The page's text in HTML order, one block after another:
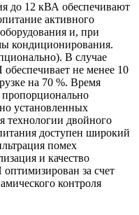
до 12 кВА обеспечивают
активного
и, при
кондиционирования.
В случае
не менее 10
на 70 %. Время
пропорционально
установленных
технологии двойного
доступен широкий
помех
и качество
за счет
контроля